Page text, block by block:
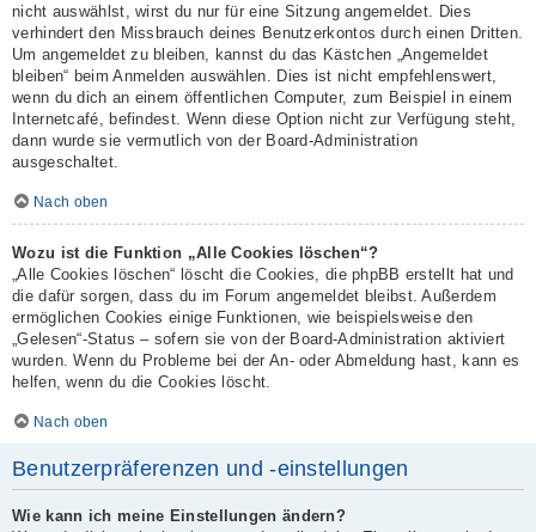
nicht auswählst, wirst du nur für eine Sitzung angemeldet. Dies
verhindert den Missbrauch deines Benutzerkontos durch einen Dritten.
Um angemeldet zu bleiben, kannst du das Kästchen „Angemeldet
bleiben“ beim Anmelden auswählen. Dies ist nicht empfehlenswert,
wenn du dich an einem öffentlichen Computer, zum Beispiel in einem
Internetcafé, befindest. Wenn diese Option nicht zur Verfügung steht,
dann wurde sie vermutlich von der Board-Administration
ausgeschaltet.
Nach oben
Wozu ist die Funktion „Alle Cookies löschen“?
„Alle Cookies löschen“ löscht die Cookies, die phpBB erstellt hat und
die dafür sorgen, dass du im Forum angemeldet bleibst. Außerdem
ermöglichen Cookies einige Funktionen, wie beispielsweise den
„Gelesen“-Status – sofern sie von der Board-Administration aktiviert
wurden. Wenn du Probleme bei der An- oder Abmeldung hast, kann es
helfen, wenn du die Cookies löscht.
Nach oben
Benutzerpräferenzen und -einstellungen
Wie kann ich meine Einstellungen ändern?